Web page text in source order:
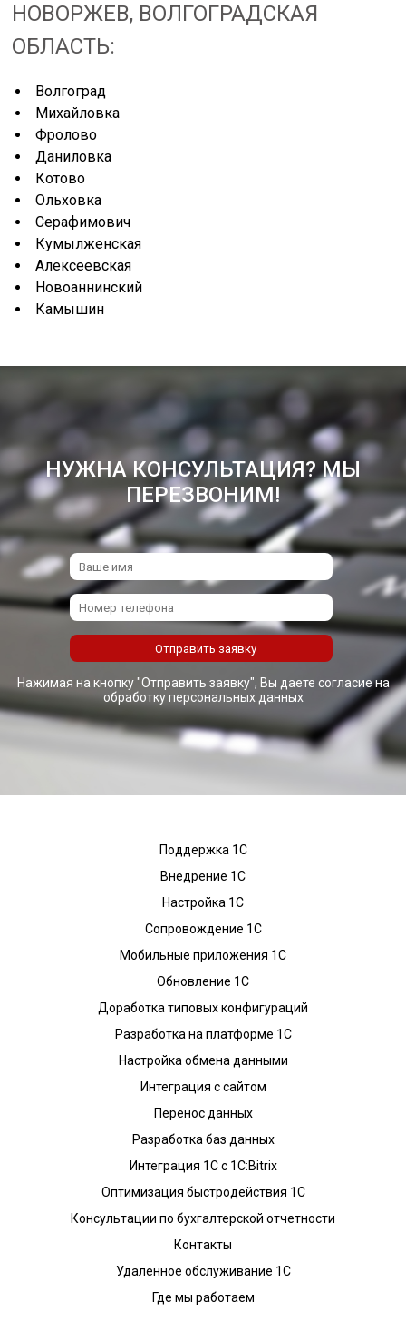
НОВОРЖЕВ, ВОЛГОГРАДСКАЯ
ОБЛАСТЬ:
Волгоград
Михайловка
Фролово
Даниловка
Котово
Ольховка
Серафимович
Кумылженская
Алексеевская
Новоаннинский
Камышин
НУЖНА КОНСУЛЬТАЦИЯ? МЫ
ПЕРЕЗВОНИМ!
Нажимая на кнопку "Отправить заявку", Вы даете согласие на
обработку персональных данных
Поддержка 1С
Внедрение 1С
Настройка 1С
Сопровождение 1С
Мобильные приложения 1С
Обновление 1С
Доработка типовых конфигураций
Разработка на платформе 1С
Настройка обмена данными
Интеграция с сайтом
Перенос данных
Разработка баз данных
Интеграция 1С с 1С:Bitrix
Оптимизация быстродействия 1С
Консультации по бухгалтерской отчетности
Контакты
Удаленное обслуживание 1С
Где мы работаем